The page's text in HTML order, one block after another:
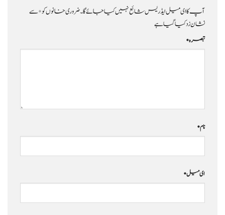
آپ کا ای میل ایڈریس شائع نہیں کیا جائے گا۔ضروری خانوں کو*سے
نشان زد کیا گیا ہے
تبصرہ*
نام*
ای میل*